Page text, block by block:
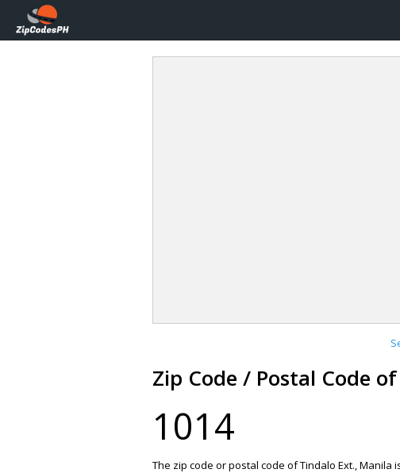
Zip Code / Postal Code
1014
The zip code or postal code of Tindalo Ext., Manila